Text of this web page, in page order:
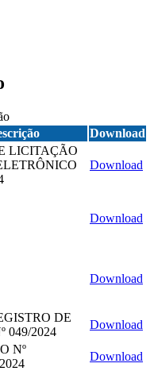
Download
LICITAÇÃO
Download
Download
Download
DE
049/2024
Download
Nº
Download